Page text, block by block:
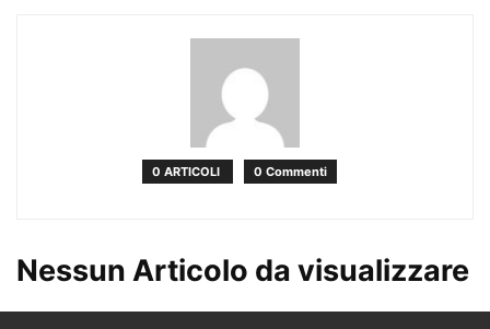
0 ARTICOLI 0 Commenti
Nessun Articolo da visualizzare